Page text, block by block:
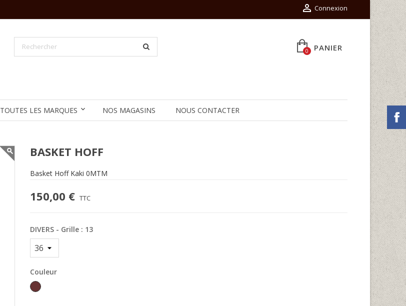
 Connexion
PANIER
0
TOUTES LES MARQUES NOS MAGASINS NOUS CONTACTER
BASKET HOFF
Basket Hoff Kaki 0MTM
150,00 € TTC
DIVERS - Grille : 13
Couleur
Marron